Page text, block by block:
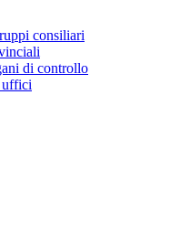
consiliari
di controllo
uffici